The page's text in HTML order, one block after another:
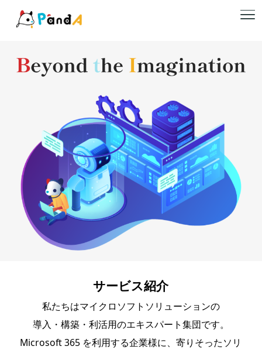
サービス紹介
私たちはマイクロソフトソリューションの
導入・構築・利活用のエキスパート集団です。
Microsoft 365 を利用する企業様に、寄りそったソリ